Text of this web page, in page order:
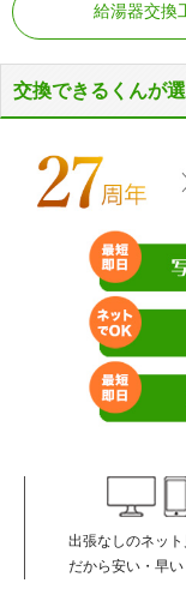
給湯器交換
交換できるくんが
出張なしのネット
だから安い・早い